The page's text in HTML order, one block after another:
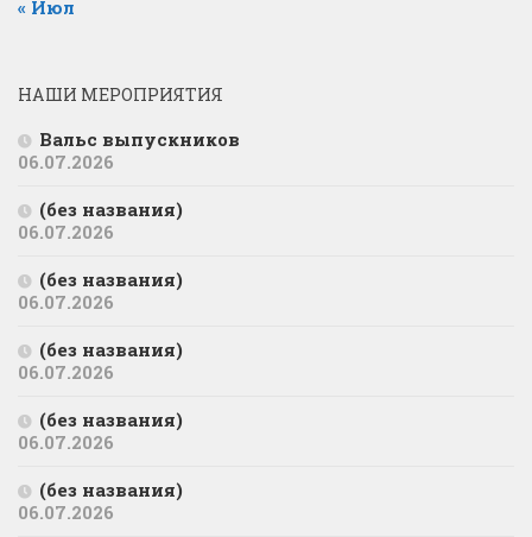
« Июл
НАШИ МЕРОПРИЯТИЯ
Вальс выпускников
06.07.2026
(без названия)
06.07.2026
(без названия)
06.07.2026
(без названия)
06.07.2026
(без названия)
06.07.2026
(без названия)
06.07.2026